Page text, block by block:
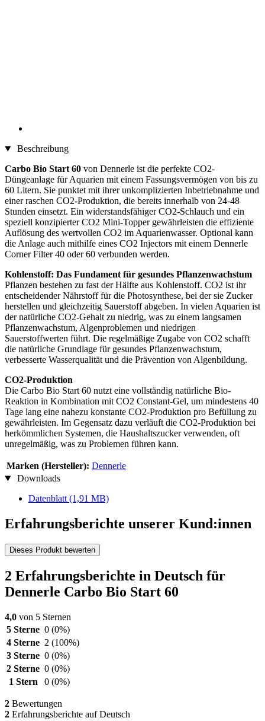
Beschreibung
Carbo Bio Start 60 von Dennerle ist die perfekte CO2-
Düngeanlage für Aquarien mit einem Fassungsvermögen von bis zu
60 Litern. Sie punktet mit ihrer unkomplizierten Inbetriebnahme und
einer raschen CO2-Produktion, die bereits innerhalb von 24-48
Stunden einsetzt. Ein widerstandsfähiger CO2-Schlauch und ein
speziell konzipierter CO2 Mini-Topper gewährleisten die effiziente
Auflösung des wertvollen CO2 im Aquarienwasser. Optional kann
die Anlage auch mithilfe eines CO2 Injectors mit einem Dennerle
Corner Filter 40 oder 60 verbunden werden.
Kohlenstoff: Das Fundament für gesundes Pflanzenwachstum
Pflanzen bestehen zu fast der Hälfte aus Kohlenstoff. CO2 ist ihr
entscheidender Nährstoff für die Photosynthese, bei der sie Zucker
herstellen und gleichzeitig Sauerstoff abgeben. In vielen Aquarien ist
der natürliche CO2-Gehalt zu niedrig, was zu einem langsamen
Pflanzenwachstum, Algenproblemen und niedrigen
Sauerstoffwerten führt. Die regelmäßige Zugabe von CO2 schafft
die natürliche Grundlage für gesundes Pflanzenwachstum,
verbesserte Wasserqualität und die Prävention von Algenbildung.
CO2-Produktion
Die Carbo Bio Start 60 nutzt eine vollständig natürliche Bio-
Reaktion in Kombination mit CO2 Constant-Gel, um mindestens 40
Tage lang eine nahezu konstante CO2-Produktion pro Befüllung zu
gewährleisten. Im Gegensatz dazu verläuft die CO2-Produktion bei
herkömmlichen Systemen, die Haushaltszucker verwenden, oft
unregelmäßig, was zu Problemen führen kann.
Marken (Hersteller): Dennerle
Downloads
Datenblatt (1,91 MB)
Erfahrungsberichte unserer Kund:innen
Dieses Produkt bewerten
2 Erfahrungsberichte in Deutsch für
Dennerle Carbo Bio Start 60
4,0 von 5 Sternen
5 Sterne 0 (0%)
4 Sterne 2 (100%)
3 Sterne 0 (0%)
2 Sterne 0 (0%)
1 Stern
0 (0%)
2 Bewertungen
2 Erfahrungsberichte auf Deutsch